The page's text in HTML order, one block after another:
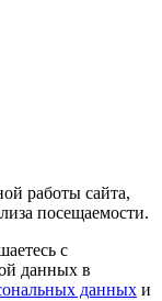
работы сайта,
посещаемости.
с
данных в
данных и